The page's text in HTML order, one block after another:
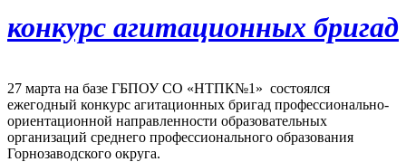
конкурс агитационных бригад
27 марта на базе ГБПОУ СО «НТПК№1» состоялся
ежегодный конкурс агитационных бригад профессионально-
ориентационной направленности образовательных
организаций среднего профессионального образования
Горнозаводского округа.